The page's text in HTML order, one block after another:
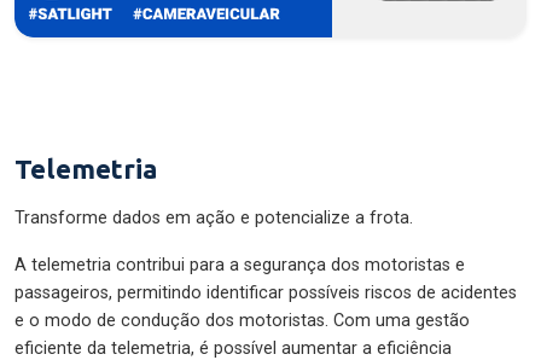
Telemetria
Transforme dados em ação e potencialize a frota.
A telemetria contribui para a segurança dos motoristas e
passageiros, permitindo identificar possíveis riscos de acidentes
e o modo de condução dos motoristas. Com uma gestão
eficiente da telemetria, é possível aumentar a eficiência